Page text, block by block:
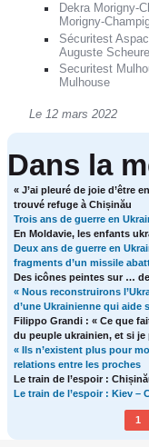
Dekra Morigny-
Morigny-
Sécuritest
Auguste
Securitest
Mulhouse
Le 12 mars 2022
Dans la
« J’ai pleuré de joie d’être
trouvé refuge à Chișinău
Trois ans de guerre en
En Moldavie, les enfants
Deux ans de guerre en
fragments d’un missile
Des icônes peintes sur …
« Nous reconstruirons
d’une Ukrainienne qui aide
Filippo Grandi : « Ce que
du peuple ukrainien, et si je
« Ils n’existent plus pour
relations entre les proches
Le train de l’espoir :
Le train de l’espoir : Kiev –
1